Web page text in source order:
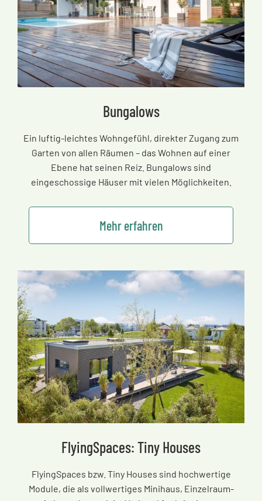
Bungalows
Ein luftig-leichtes Wohngefühl, direkter Zugang zum
Garten von allen Räumen – das Wohnen auf einer
Ebene hat seinen Reiz. Bungalows sind
eingeschossige Häuser mit vielen Möglichkeiten.
Mehr erfahren
FlyingSpaces: Tiny Houses
FlyingSpaces bzw. Tiny Houses sind hochwertige
Module, die als vollwertiges Minihaus, Einzelraum-